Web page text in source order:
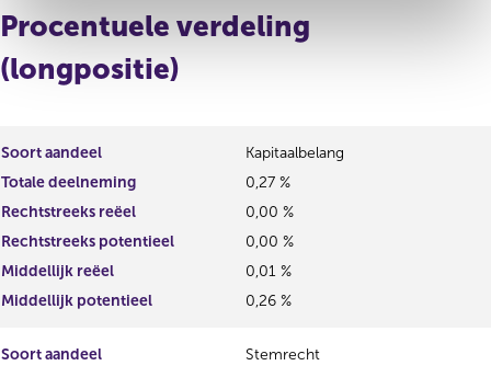
Procentuele verdeling
(longpositie)
Soort aandeel
Kapitaalbelang
Totale deelneming
0,27 %
Rechtstreeks reëel
0,00 %
Rechtstreeks potentieel
0,00 %
Middellijk reëel
0,01 %
Middellijk potentieel
0,26 %
Soort aandeel
Stemrecht